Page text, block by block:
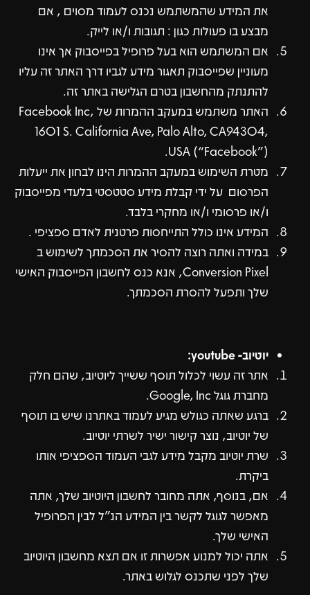
את המידע שהמשתמש נכנס לעמוד מסוים , אם
מבצע בו פעולות כגון : תגובות ו/או לייק.
אם המשתמש הוא בעל פרופיל בפייסבוק אך אינו
מעוניין שפייסבוק תאגור מידע לגביו דרך האתר זה עליו
להתנתק מהחשבון בטרם הגלישה באתר זה.
האתר משתמש במעקב ההמרות של Facebook Inc,
1601 S. California Ave, Palo Alto, CA94304,
USA (“Facebook”).
מטרת השימוש במעקב ההמרות הינו לבחון את ייעלות
הפרסום על ידי קבלת מידע סטטסטי בלעדי מפייסבוק
ו/או פרסומי ו/או מחקרי בלבד.
המידע אינו כולל התייחסות פרטנית לאדם ספציפי .
במידה ואתה רוצה להסיר את הסכמתך לשימוש ב
Conversion Pixel, אנא כנס לחשבון הפייסבוק האישי
שלך ותפעל להסרת הסכמתך.
יוטיוב- youtube:
אתר זה עשוי לכלול תוסף ששייך ליוטיוב, שהם חלק
מחברת גוגל Google, Inc.
ברגע שאתה כגולש מגיע לעמוד באתרנו שיש בו תוסף
של יוטיוב, נוצר קישור ישיר לשרתי יוטיוב.
שרת יוטיוב מקבל מידע לגבי העמוד הספציפי אותו
ביקרת.
אם, בנוסף, אתה מחובר לחשבון היוטיוב שלך, אתה
מאפשר לגוגל לקשר בין המידע הנ"ל לבין הפרופיל
האישי שלך.
אתה יכול למנוע אפשרות זו אם תצא מחשבון היוטיוב
שלך לפני שתכנס לגלוש באתר.